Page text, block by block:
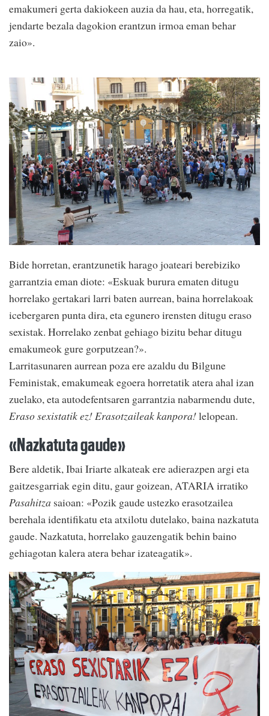
emakumeri gerta dakiokeen auzia da hau, eta, horregatik,
jendarte bezala dagokion erantzun irmoa eman behar
zaio».
Bide horretan, erantzunetik harago joateari berebiziko
garrantzia eman diote: «Eskuak burura ematen ditugu
horrelako gertakari larri baten aurrean, baina horrelakoak
icebergaren punta dira, eta egunero irensten ditugu eraso
sexistak. Horrelako zenbat gehiago bizitu behar ditugu
emakumeok gure gorputzean?».
Larritasunaren aurrean poza ere azaldu du Bilgune
Feministak, emakumeak egoera horretatik atera ahal izan
zuelako, eta autodefentsaren garrantzia nabarmendu dute,
Eraso sexistatik ez! Erasotzaileak kanpora!lelopean.
«Nazkatuta gaude»
Bere aldetik, Ibai Iriarte alkateak ere adierazpen argi eta
gaitzesgarriak egin ditu, gaur goizean, ATARIA irratiko
Pasahitza saioan: «Pozik gaude ustezko erasotzailea
berehala identifikatu eta atxilotu dutelako, baina nazkatuta
gaude. Nazkatuta, horrelako gauzengatik behin baino
gehiagotan kalera atera behar izateagatik».